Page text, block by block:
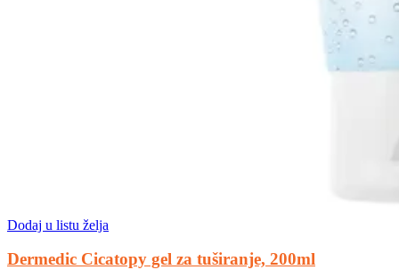
Dodaj u listu želja
Dermedic Cicatopy gel za tuširanje, 200ml